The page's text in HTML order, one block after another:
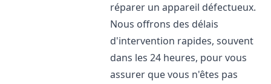
réparer un appareil défectueux.
Nous offrons des délais
d'intervention rapides, souvent
dans les 24 heures, pour vous
assurer que vous n'êtes pas